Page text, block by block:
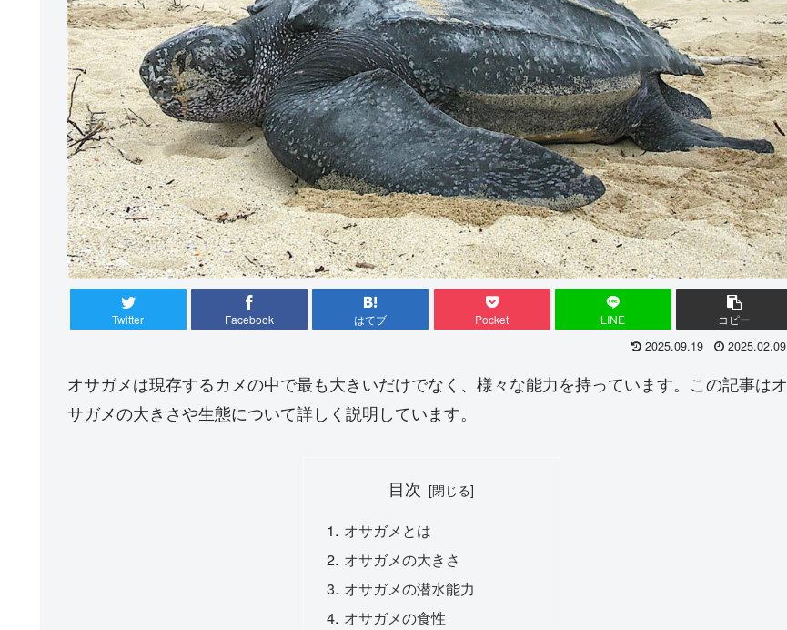
Twitter Facebook はてブ Pocket LINE コピー
2025.09.19 2025.02.09
オサガメは現存するカメの中で最も大きいだけでなく、様々な能力を持っています。この記事はオ
サガメの大きさや生態について詳しく説明しています。
目次
オサガメとは
オサガメの大きさ
オサガメの潜水能力
オサガメの食性